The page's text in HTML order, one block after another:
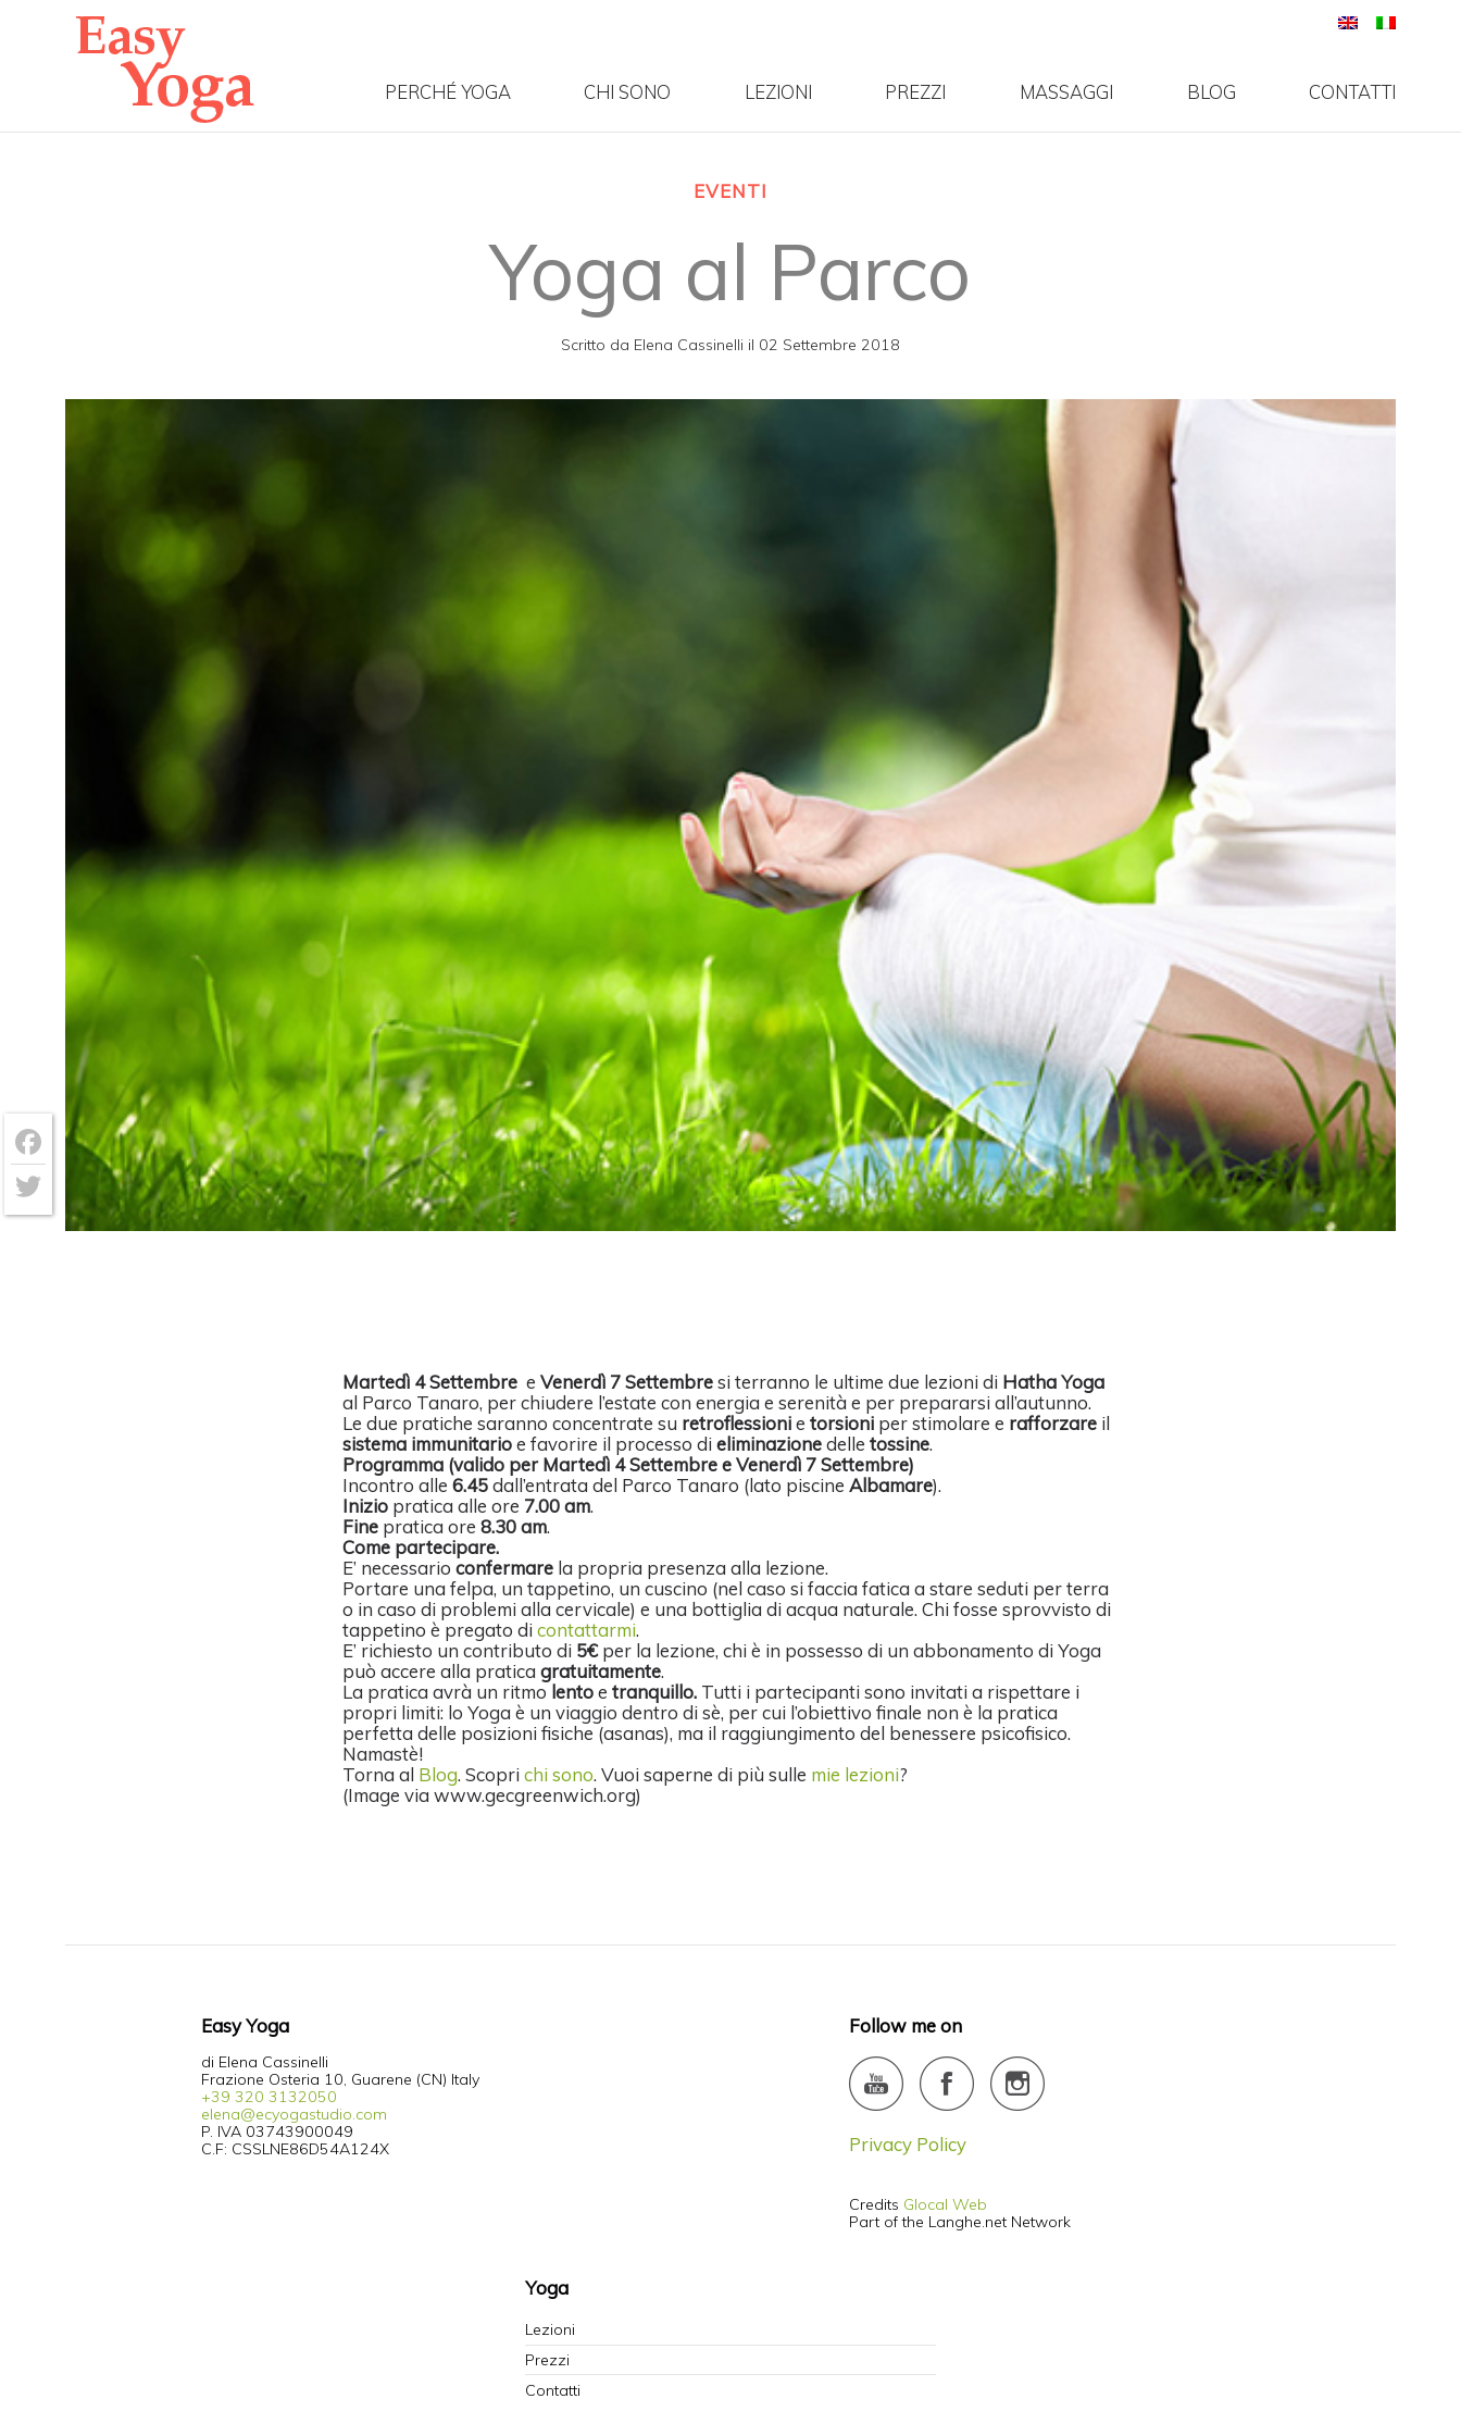
PERCHÉ YOGA CHI SONO LEZIONI PREZZI MASSAGGI BLOG CONTATTI
EVENTI
Yoga al Parco
Scritto da Elena Cassinelli il 02 Settembre 2018
Martedì 4 Settembree Venerdì 7 Settembresi terranno le ultime due lezioni di Hatha Yoga
al Parco Tanaro, per chiudere l’estate con energia e serenità e per prepararsi all’autunno.
Le due pratiche saranno concentrate su retroflessionie torsioniper stimolare e rafforzareil
sistema immunitarioe favorire il processo di eliminazionedelle tossine.
Programma (valido per Martedì 4 Settembre e Venerdì 7 Settembre)
Incontro alle 6.45dall’entrata del Parco Tanaro (lato piscine Albamare).
Iniziopratica alle ore 7.00 am.
Finepratica ore 8.30 am.
Come partecipare.
E’ necessario confermarela propria presenza alla lezione.
Portare una felpa, un tappetino, un cuscino (nel caso si faccia fatica a stare seduti per terra
o in caso di problemi alla cervicale) e una bottiglia di acqua naturale. Chi fosse sprovvisto di
tappetino è pregato di contattarmi.
E’ richiesto un contributo di 5€per la lezione, chi è in possesso di un abbonamento di Yoga
può accere alla pratica gratuitamente.
La pratica avrà un ritmo lentoe tranquillo. Tutti i partecipanti sono invitati a rispettare i
propri limiti: lo Yoga è un viaggio dentro di sè, per cui l’obiettivo finale non è la pratica
perfetta delle posizioni fisiche (asanas), ma il raggiungimento del benessere psicofisico.
Namastè!
Torna al Blog. Scopri chi sono. Vuoi saperne di più sulle mie lezioni?
(Image via www.gecgreenwich.org)
Easy Yoga
di Elena Cassinelli
Frazione Osteria 10, Guarene (CN) Italy
+39 320 3132050
elena@ecyogastudio.com
P. IVA 03743900049
C.F: CSSLNE86D54A124X
Follow me on
Privacy Policy
Credits Glocal Web
Part of the Langhe.net Network
Yoga
Lezioni
Prezzi
Contatti
Facebook
Twitter